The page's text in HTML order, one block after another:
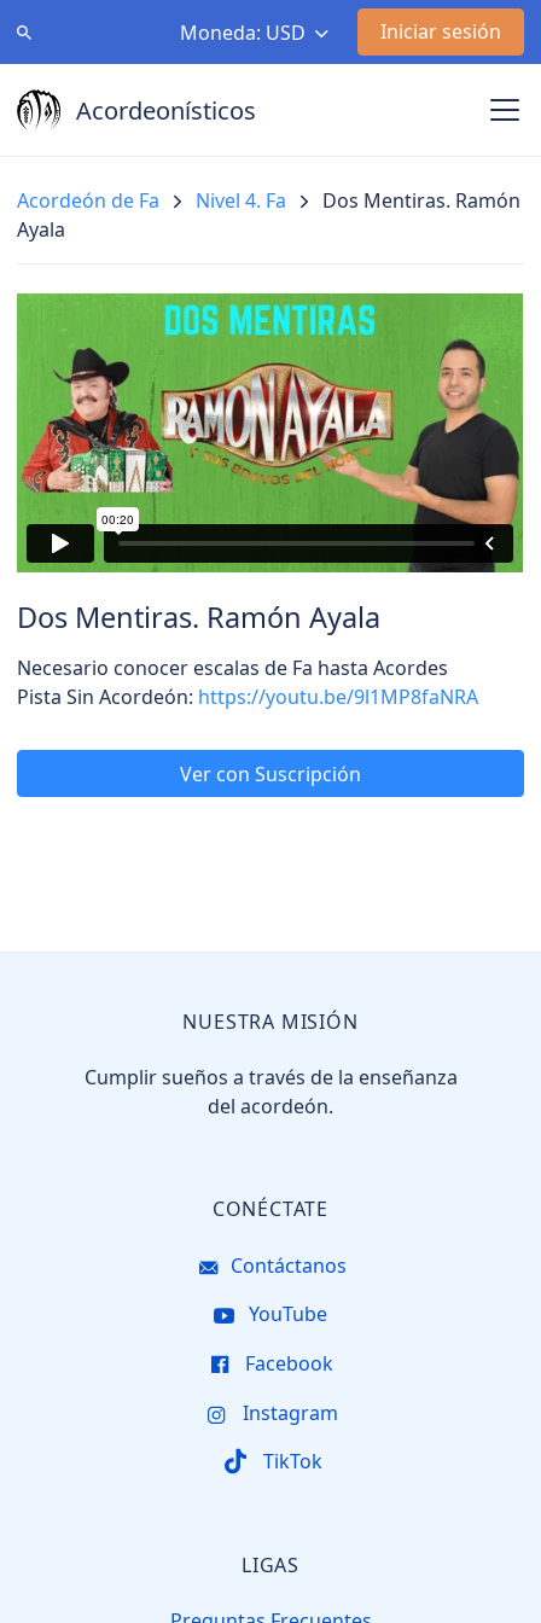
Moneda: USD Iniciar sesión
Acordeonísticos
Acordeón de Fa Nivel 4. Fa
Dos Mentiras. Ramón
Ayala
Dos Mentiras. Ramón Ayala
Necesario conocer escalas de Fa hasta Acordes
Pista Sin Acordeón: https://youtu.be/9l1MP8faNRA
Ver con Suscripción
NUESTRA MISIÓN
Cumplir sueños a través de la enseñanza
del acordeón.
CONÉCTATE
Contáctanos
YouTube
Facebook
Instagram
TikTok
LIGAS